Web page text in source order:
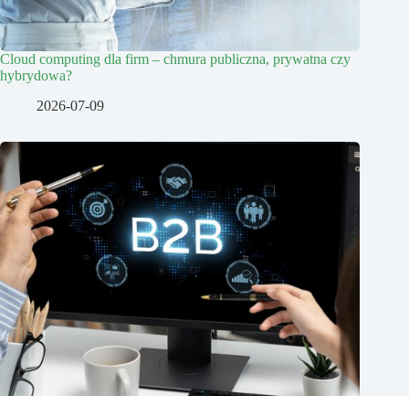
Cloud computing dla firm – chmura publiczna, prywatna czy
hybrydowa?
2026-07-09